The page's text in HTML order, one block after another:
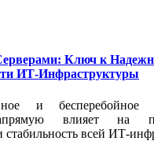
Ключ к
ИТ-Инфраструктуры
и бесперебойное
влияет на
стабильность всей ИТ-